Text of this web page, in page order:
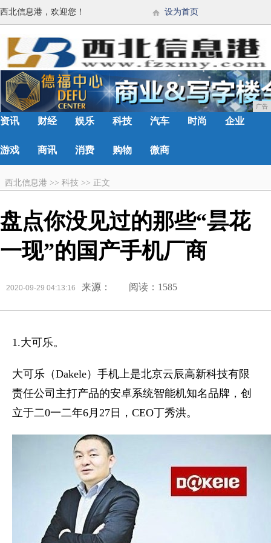
西北信息港，欢迎您！ 设为首页
广告
资讯 财经 娱乐 科技 汽车 时尚 企业
游戏 商讯 消费 购物 微商
西北信息港 >> 科技 >> 正文
盘点你没见过的那些“昙花
一现”的国产手机厂商
2020-09-29 04:13:16 来源： 阅读：1585
1.大可乐。
大可乐（Dakele）手机上是北京云辰高新科技有限
责任公司主打产品的安卓系统智能机知名品牌，创
立于二0一二年6月27日，CEO丁秀洪。